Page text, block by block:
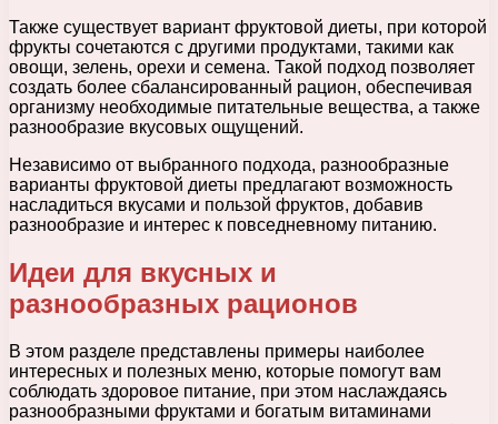
Также существует вариант фруктовой диеты, при которой
фрукты сочетаются с другими продуктами, такими как
овощи, зелень, орехи и семена. Такой подход позволяет
создать более сбалансированный рацион, обеспечивая
организму необходимые питательные вещества, а также
разнообразие вкусовых ощущений.
Независимо от выбранного подхода, разнообразные
варианты фруктовой диеты предлагают возможность
насладиться вкусами и пользой фруктов, добавив
разнообразие и интерес к повседневному питанию.
Идеи для вкусных и
разнообразных рационов
В этом разделе представлены примеры наиболее
интересных и полезных меню, которые помогут вам
соблюдать здоровое питание, при этом наслаждаясь
разнообразными фруктами и богатым витаминами